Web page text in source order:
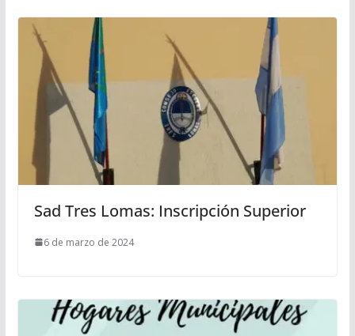
Sad Tres Lomas: Inscripción Superior
6 de marzo de 2024